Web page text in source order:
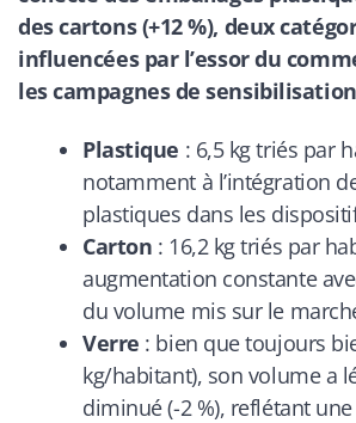
des cartons (+12 %), deux
influencées par l’essor du
les campagnes de
Plastique : 6,5 kg triés par
notamment à l’intégration
plastiques dans les
Carton : 16,2 kg triés par
augmentation constante
du volume mis sur le
Verre : bien que toujours
kg/habitant), son volume a
diminué (-2 %), reflétant